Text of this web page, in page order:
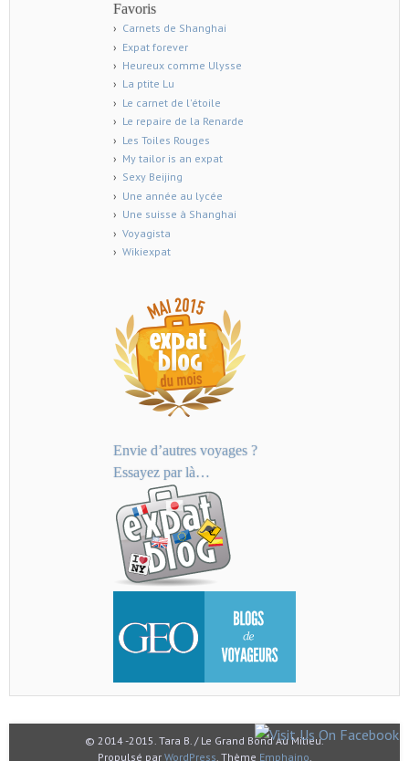
Favoris
Carnets de Shanghai
Expat forever
Heureux comme Ulysse
La ptite Lu
Le carnet de l'étoile
Le repaire de la Renarde
Les Toiles Rouges
My tailor is an expat
Sexy Beijing
Une année au lycée
Une suisse à Shanghai
Voyagista
Wikiexpat
Envie d’autres voyages ?
Essayez par là…
© 2014 -2015. Tara B. / Le Grand Bond Au Milieu.
Propulsé par WordPress. Thème Emphaino.